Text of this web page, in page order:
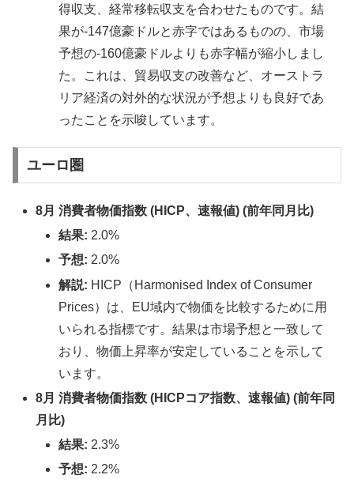
得収支、経常移転収支を合わせたものです。結
果が-147億豪ドルと赤字ではあるものの、市場
予想の-160億豪ドルよりも赤字幅が縮小しまし
た。これは、貿易収支の改善など、オーストラ
リア経済の対外的な状況が予想よりも良好であ
ったことを示唆しています。
ユーロ圏
8月 消費者物価指数 (HICP、速報値) (前年同月比)
結果: 2.0%
予想: 2.0%
解説: HICP（Harmonised Index of Consumer
Prices）は、EU域内で物価を比較するために用
いられる指標です。結果は市場予想と一致して
おり、物価上昇率が安定していることを示して
います。
8月 消費者物価指数 (HICPコア指数、速報値) (前年同
月比)
結果: 2.3%
予想: 2.2%